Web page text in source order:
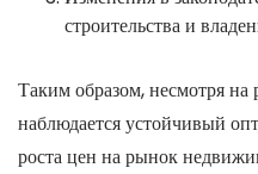
строительства и
Таким образом, несмотря на
наблюдается устойчивый
роста цен на рынок